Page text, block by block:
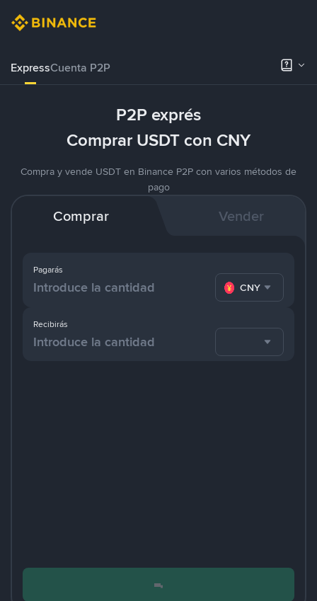
ExpressCuenta P2P
P2P exprés
Comprar USDT con CNY
Compra y vende USDT en Binance P2P con varios métodos de
pago
Comprar Vender
Pagarás
CNY
Recibirás